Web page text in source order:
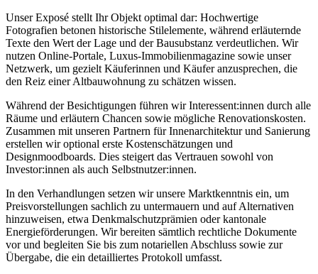
Unser Exposé stellt Ihr Objekt optimal dar: Hochwertige
Fotografien betonen historische Stilelemente, während erläuternde
Texte den Wert der Lage und der Bausubstanz verdeutlichen. Wir
nutzen Online-Portale, Luxus-Immobilienmagazine sowie unser
Netzwerk, um gezielt Käuferinnen und Käufer anzusprechen, die
den Reiz einer Altbauwohnung zu schätzen wissen.
Während der Besichtigungen führen wir Interessent:innen durch alle
Räume und erläutern Chancen sowie mögliche Renovationskosten.
Zusammen mit unseren Partnern für Innenarchitektur und Sanierung
erstellen wir optional erste Kostenschätzungen und
Designmoodboards. Dies steigert das Vertrauen sowohl von
Investor:innen als auch Selbstnutzer:innen.
In den Verhandlungen setzen wir unsere Marktkenntnis ein, um
Preisvorstellungen sachlich zu untermauern und auf Alternativen
hinzuweisen, etwa Denkmalschutzprämien oder kantonale
Energieförderungen. Wir bereiten sämtlich rechtliche Dokumente
vor und begleiten Sie bis zum notariellen Abschluss sowie zur
Übergabe, die ein detailliertes Protokoll umfasst.